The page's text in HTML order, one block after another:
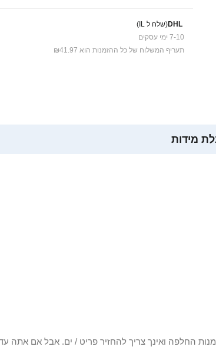
DHL(שלח ל IL)
7-10 ימי עסקים
תעריף המשלוח של כל ההזמנות הוא ₪41.97
מידות
נפתור מראש להזמנות החלפה ואינך צריך להחזיר פריט / ים. אבל אם